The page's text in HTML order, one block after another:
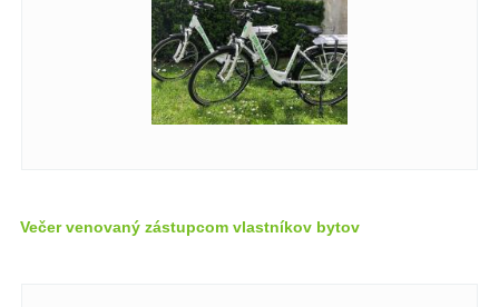
Večer venovaný zástupcom vlastníkov bytov